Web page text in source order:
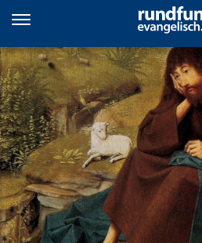
zum
Inhalt
Gefangen in der
Antriebslosigkeit